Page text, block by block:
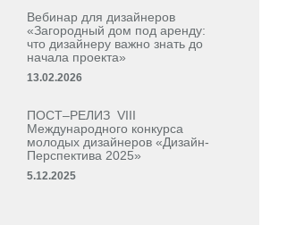
Вебинар для дизайнеров
«Загородный дом под аренду:
что дизайнеру важно знать до
начала проекта»
13.02.2026
ПОСТ–РЕЛИЗ VIII
Международного конкурса
молодых дизайнеров «Дизайн-
Перспектива 2025»
5.12.2025